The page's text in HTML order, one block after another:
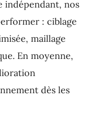
indépendant, nos
: ciblage
maillage
En moyenne,
dès les